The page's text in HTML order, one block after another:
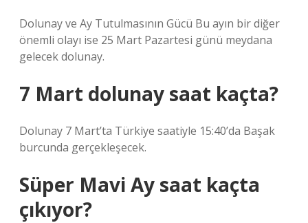
Dolunay ve Ay Tutulmasının Gücü Bu ayın bir diğer
önemli olayı ise 25 Mart Pazartesi günü meydana
gelecek dolunay.
7 Mart dolunay saat kaçta?
Dolunay 7 Mart’ta Türkiye saatiyle 15:40’da Başak
burcunda gerçekleşecek.
Süper Mavi Ay saat kaçta
çıkıyor?